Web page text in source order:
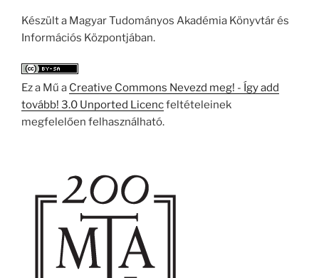
Készült a Magyar Tudományos Akadémia Könyvtár és
Információs Központjában.
Ez a Mű a Creative Commons Nevezd meg! - Így add
tovább! 3.0 Unported Licencfeltételeinek
megfelelően felhasználható.